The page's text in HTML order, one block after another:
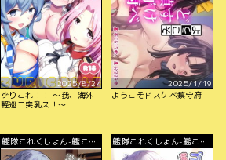
2025/8/24
ずりこれ！！ ～我、海外
軽巡ニ突乳ス！～
2025/1/19
ようこそドスケベ鎮守府
艦隊これくしょん-艦こ
れ-
艦隊これくしょん-艦こ
れ-